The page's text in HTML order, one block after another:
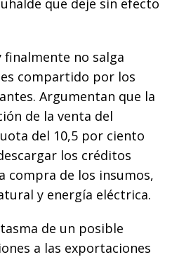
que deje sin efecto
finalmente no salga
compartido por los
Argumentan que la
de la venta del
del 10,5 por ciento
los créditos
compra de los insumos,
y energía eléctrica.
de un posible
a las exportaciones